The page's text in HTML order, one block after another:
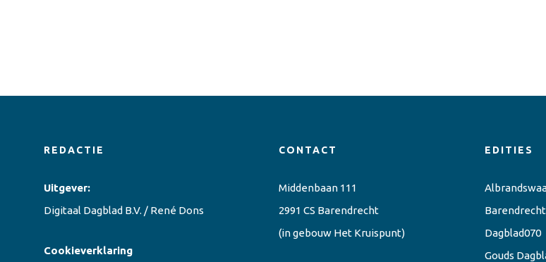
REDACTIE
Uitgever:
Digitaal Dagblad B.V. / René Dons
Cookieverklaring
CONTACT
Middenbaan 111
2991 CS Barendrecht
(in gebouw Het Kruispunt)
EDITIES
Dagblad070
Gouds